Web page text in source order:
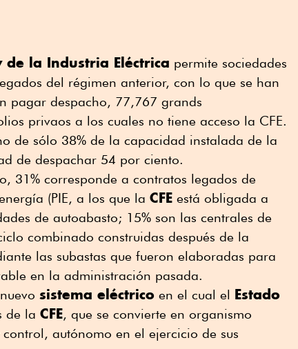
de la Industria Eléctrica permite sociedades
del régimen anterior, con lo que se han
pagar despacho, 77,767 grands
privaos a los cuales no tiene acceso la CFE.
de sólo 38% de la capacidad instalada de la
de despachar 54 por ciento.
31% corresponde a contratos legados de
(PIE, a los que la CFE está obligada a
de autoabasto; 15% son las centrales de
combinado construidas después de la
las subastas que fueron elaboradas para
en la administración pasada.
sistema eléctrico en el cual el Estado
de la CFE, que se convierte en organismo
autónomo en el ejercicio de sus